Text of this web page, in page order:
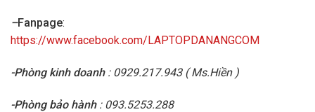
–Fanpage:
https://www.facebook.com/LAPTOPDANANGCOM
-Phòng kinh doanh: 0929.217.943 ( Ms.Hiền )
-Phòng bảo hành: 093.5253.288